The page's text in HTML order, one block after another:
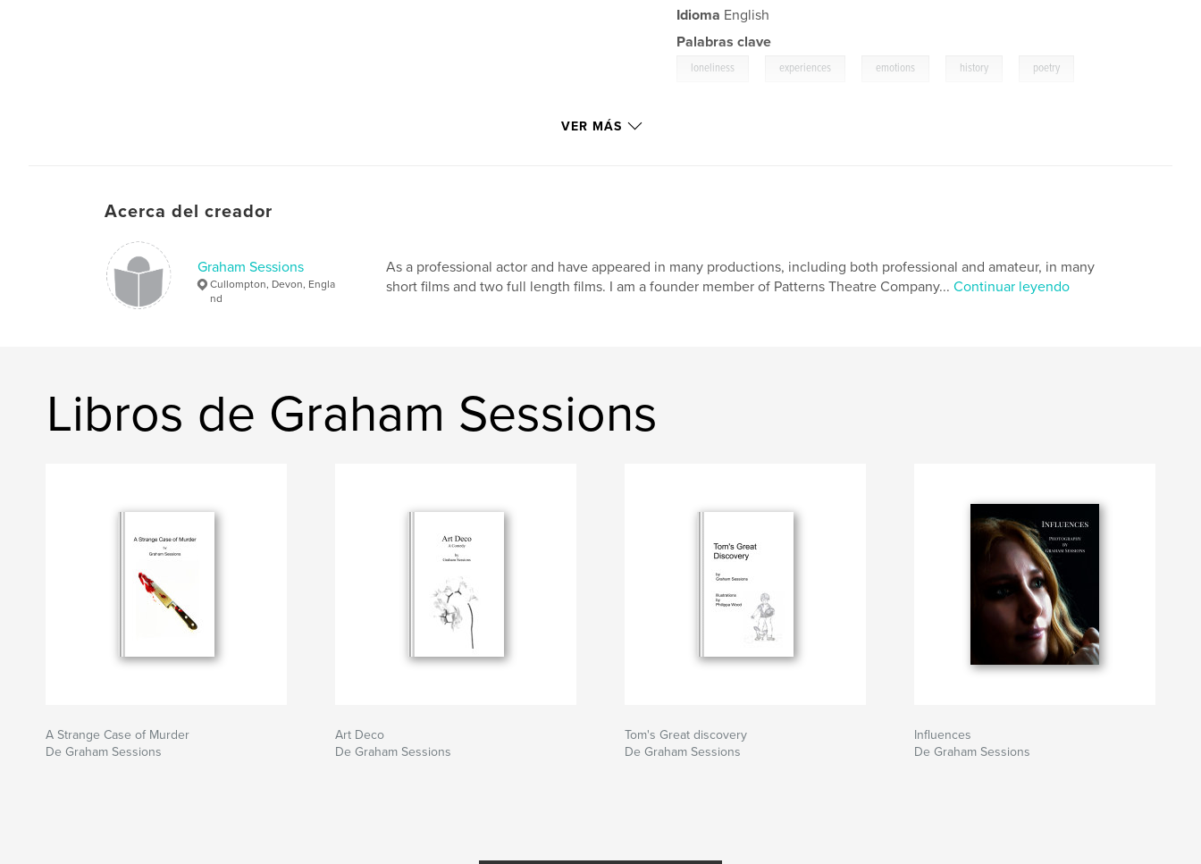
Idioma English
Palabras clave
loneliness experiences emotions history poetry
VER MÁS
Acerca del creador
Graham Sessions
Cullompton, Devon, Engla
nd
As a professional actor and have appeared in many productions, including both professional and amateur, in many
short films and two full length films. I am a founder member of Patterns Theatre Company... Continuar leyendo
Libros de Graham Sessions
A Strange Case of Murder
De Graham Sessions
Art Deco
De Graham Sessions
Tom's Great discovery
De Graham Sessions
Influences
De Graham Sessions